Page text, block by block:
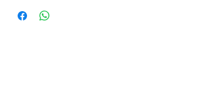
24-48h (excepto Ceuta y Melilla que los tiempos